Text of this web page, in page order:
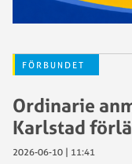
FÖRBUNDET
Ordinarie
Karlstad
2026-06-10 | 11:41